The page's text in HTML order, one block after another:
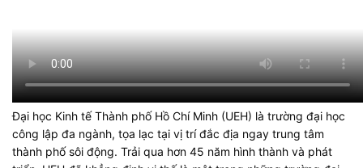
Đại học Kinh tế Thành phố Hồ Chí Minh (UEH) là trường đại học
công lập đa ngành, tọa lạc tại vị trí đắc địa ngay trung tâm
thành phố sôi động. Trải qua hơn 45 năm hình thành và phát